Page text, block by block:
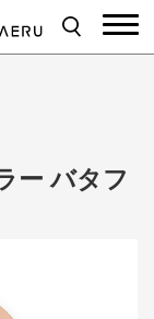
ー バタフ